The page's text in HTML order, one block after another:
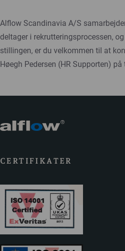
Alflow Scandinavia A/S
deltager i rekrutteringsprocessen,
stillingen, er du velkommen til at
Høegh Pedersen (HR Supporten)
CERTIFIKATER